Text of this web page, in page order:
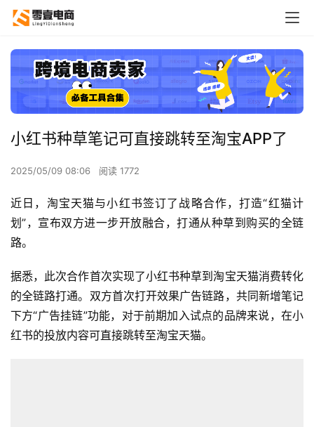
小红书种草笔记可直接跳转至淘宝APP了
2025/05/09 08:06 阅读 1772
近日，淘宝天猫与小红书签订了战略合作，打造“红猫计
划”，宣布双方进一步开放融合，打通从种草到购买的全链
路。
据悉，此次合作首次实现了小红书种草到淘宝天猫消费转化
的全链路打通。双方首次打开效果广告链路，共同新增笔记
下方“广告挂链”功能，对于前期加入试点的品牌来说，在小
红书的投放内容可直接跳转至淘宝天猫。